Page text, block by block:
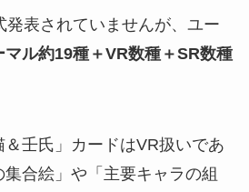
発表されていませんが、ユー
マル約19種＋VR数種＋SR数種
壬氏」カードはVR扱いであ
集合絵」や「主要キャラの組